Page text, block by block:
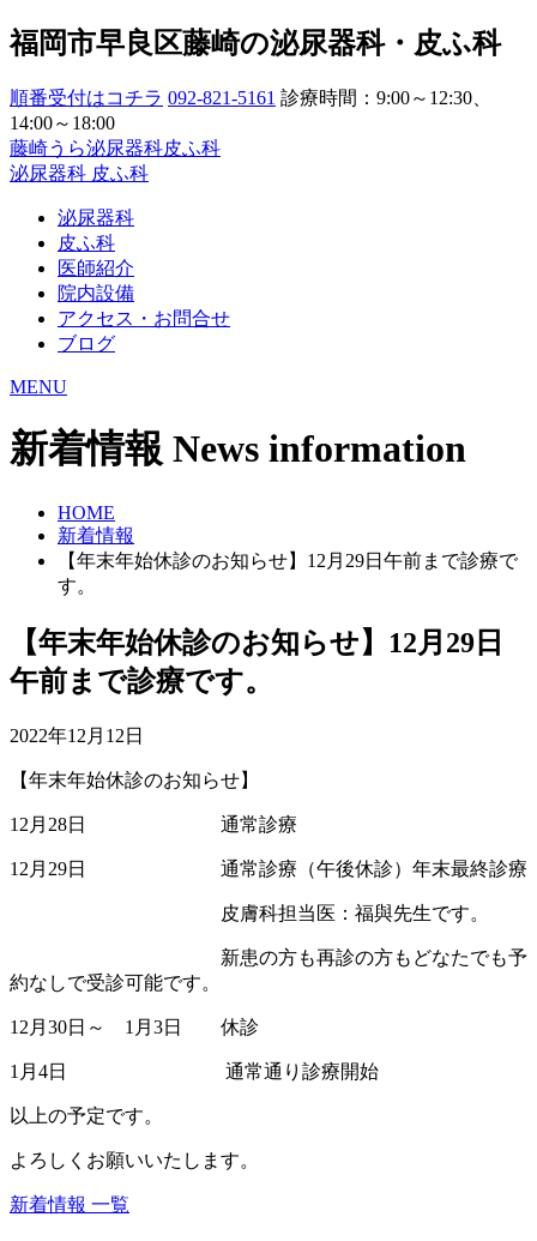
福岡市早良区藤崎の泌尿器科・皮ふ科
順番受付はコチラ 092-821-5161 診療時間：9:00～12:30、
14:00～18:00
藤崎うら泌尿器科皮ふ科
泌尿器科 皮ふ科
泌尿器科
皮ふ科
医師紹介
院内設備
アクセス・お問合せ
ブログ
MENU
新着情報 News information
HOME
新着情報
【年末年始休診のお知らせ】12月29日午前まで診療で
す。
【年末年始休診のお知らせ】12月29日
午前まで診療です。
2022年12月12日
【年末年始休診のお知らせ】
12月28日 通常診療
12月29日 通常診療（午後休診）年末最終診療
皮膚科担当医：福與先生です。
新患の方も再診の方もどなたでも予
約なしで受診可能です。
12月30日～ 1月3日 休診
1月4日 通常通り診療開始
以上の予定です。
よろしくお願いいたします。
新着情報 一覧